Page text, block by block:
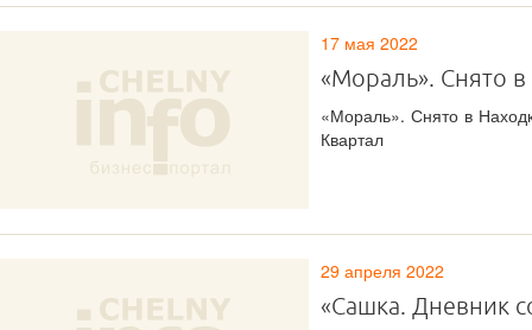
17 мая 2022
«Мораль». Снято
«Мораль». Снято в
Квартал
29 апреля 2022
«Сашка. Дневник